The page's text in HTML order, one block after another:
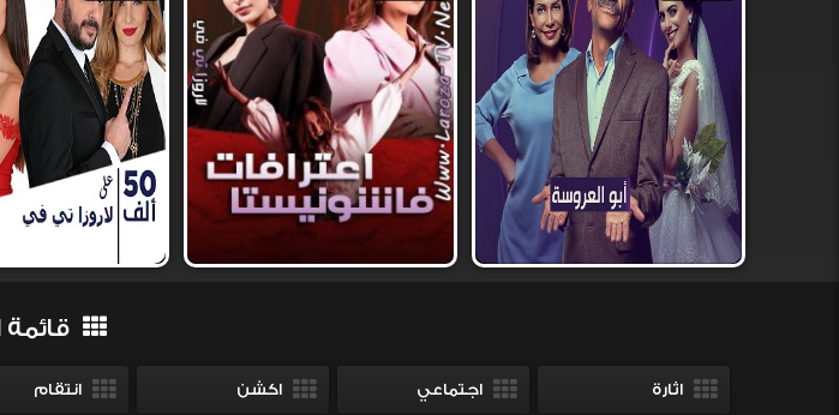
قائمة
اثارة اجتماعي اكشن انتقام